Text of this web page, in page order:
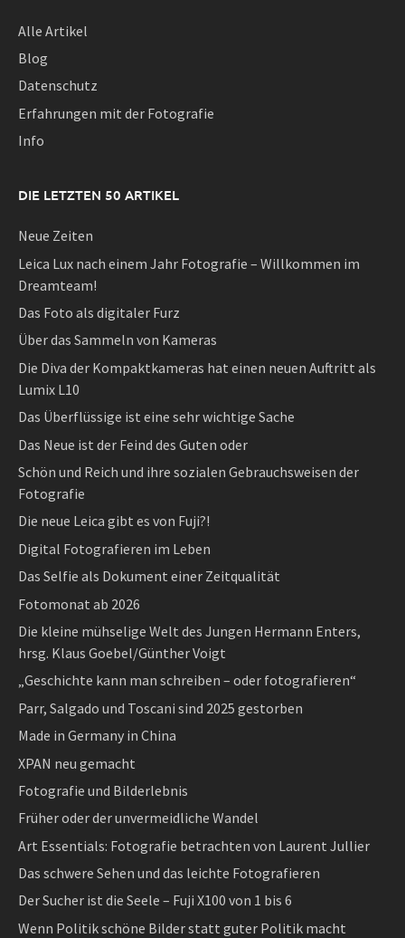
Alle Artikel
Blog
Datenschutz
Erfahrungen mit der Fotografie
Info
DIE LETZTEN 50 ARTIKEL
Neue Zeiten
Leica Lux nach einem Jahr Fotografie – Willkommen im
Dreamteam!
Das Foto als digitaler Furz
Über das Sammeln von Kameras
Die Diva der Kompaktkameras hat einen neuen Auftritt als
Lumix L10
Das Überflüssige ist eine sehr wichtige Sache
Das Neue ist der Feind des Guten oder
Schön und Reich und ihre sozialen Gebrauchsweisen der
Fotografie
Die neue Leica gibt es von Fuji?!
Digital Fotografieren im Leben
Das Selfie als Dokument einer Zeitqualität
Fotomonat ab 2026
Die kleine mühselige Welt des Jungen Hermann Enters,
hrsg. Klaus Goebel/Günther Voigt
„Geschichte kann man schreiben – oder fotografieren“
Parr, Salgado und Toscani sind 2025 gestorben
Made in Germany in China
XPAN neu gemacht
Fotografie und Bilderlebnis
Früher oder der unvermeidliche Wandel
Art Essentials: Fotografie betrachten von Laurent Jullier
Das schwere Sehen und das leichte Fotografieren
Der Sucher ist die Seele – Fuji X100 von 1 bis 6
Wenn Politik schöne Bilder statt guter Politik macht